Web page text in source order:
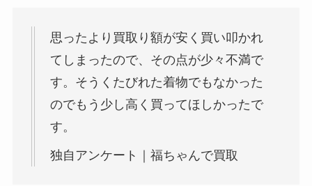
思ったより買取り額が安く買い叩かれ
てしまったので、その点が少々不満で
す。そうくたびれた着物でもなかった
のでもう少し高く買ってほしかったで
す。
独自アンケート｜福ちゃんで買取